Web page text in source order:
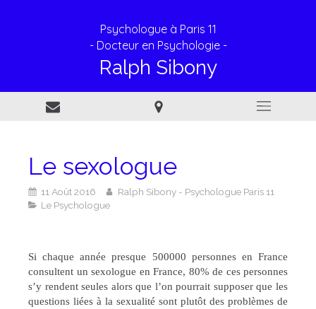
Psychologue à Paris 11
- Docteur en Psychologie -
Ralph Sibony
Le sexologue
11 Août 2016
Ralph Sibony - Psychologue Paris 11
Le Psychologue
Si chaque année presque 500000 personnes en France
consultent un sexologue en France, 80% de ces personnes
s’y rendent seules alors que l’on pourrait supposer que les
questions liées à la sexualité sont plutôt des problèmes de